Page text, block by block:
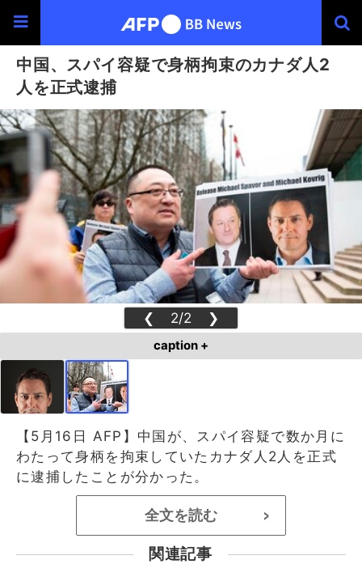
中国、スパイ容疑で身柄拘束のカナダ人2
人を正式逮捕
❮ 2/2 ❯
caption +
【5月16日 AFP】中国が、スパイ容疑で数か月に
わたって身柄を拘束していたカナダ人2人を正式
に逮捕したことが分かった。
全文を読む >
関連記事